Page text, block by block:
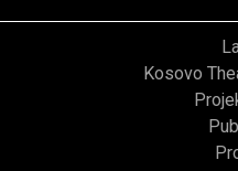
Kosovo